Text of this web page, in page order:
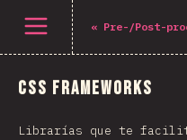
Open menu « Pre-/Post-
CSS Frameworks
Librarías que te